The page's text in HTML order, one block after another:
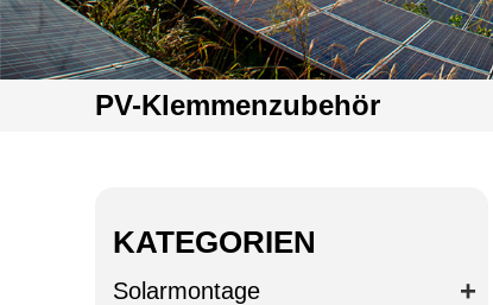
PV-Klemmenzubehör
KATEGORIEN
Solarmontage